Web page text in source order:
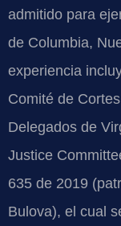
admitido para
de Columbia,
experiencia
Comité de
Delegados de
Justice
635 de 2019
Bulova), el cual